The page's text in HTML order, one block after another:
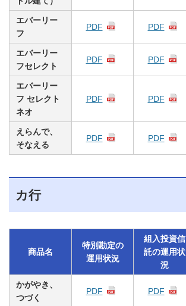
エバーリー
フ
PDF PDF
エバーリー
フセレクト
PDF PDF
エバーリー
フ セレクト
ネオ
PDF PDF
えらんで、
そなえる
PDF PDF
カ行
商品名
特別勘定の
運用状況
組入投資信
託の運用状
況
かがやき、
つづく
PDF PDF